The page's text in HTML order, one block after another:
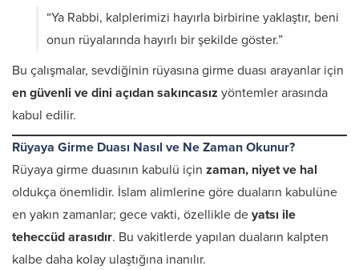
“Ya Rabbi, kalplerimizi hayırla birbirine yaklaştır, beni
onun rüyalarında hayırlı bir şekilde göster.”
Bu çalışmalar, sevdiğinin rüyasına girme duası arayanlar için
en güvenli ve dini açıdan sakıncasız yöntemler arasında
kabul edilir.
Rüyaya Girme Duası Nasıl ve Ne Zaman Okunur?
Rüyaya girme duasının kabulü için zaman, niyet ve hal
oldukça önemlidir. İslam alimlerine göre duaların kabulüne
en yakın zamanlar; gece vakti, özellikle de yatsı ile
teheccüd arasıdır. Bu vakitlerde yapılan duaların kalpten
kalbe daha kolay ulaştığına inanılır.